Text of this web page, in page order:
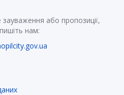
або пропозиції,
нам: